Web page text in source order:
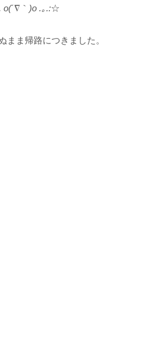
o(´∇｀ )o .｡.:☆
まま帰路につきました。